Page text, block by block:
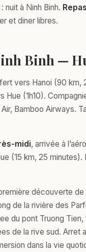
: nuit à Ninh Binh. Repas
et diner libres.
Binh —
vers Hanoi (90 km,
Hue (1h10).
Bamboo Airways.
midi, arrivée à
(15 km, 25 minutes).
découverte de
de la rivière des
du pont Truong Tien,
de la rive sud. Arret
dans la vie